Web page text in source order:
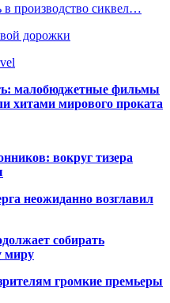
в производство сиквел…
дорожки
малобюджетные фильмы
хитами мирового проката
вокруг тизера
неожиданно возглавил
собирать
миру
громкие премьеры